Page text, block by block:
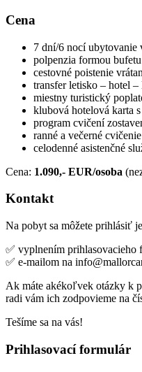
Cena
7 dní/6 nocí
polpenzia formou
cestovné poistenie
transfer letisko – hotel –
miestny turistický
klubová hotelová karta
program cvičení
ranné a večerné
celodenné asistenčné
Cena: 1.090,- EUR/osoba
Kontakt
Na pobyt sa môžete prihlásiť
✅ vyplnením prihlasovacieho
✅ e-mailom na
Ak máte akékoľvek otázky k
radi vám ich zodpovieme na
Tešíme sa na vás!
Prihlasovací formulár